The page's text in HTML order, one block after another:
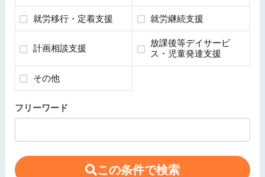
就労移行・定着支援 就労継続支援
計画相談支援
放課後等デイサービ
ス・児童発達支援
その他
フリーワード
この条件で検索